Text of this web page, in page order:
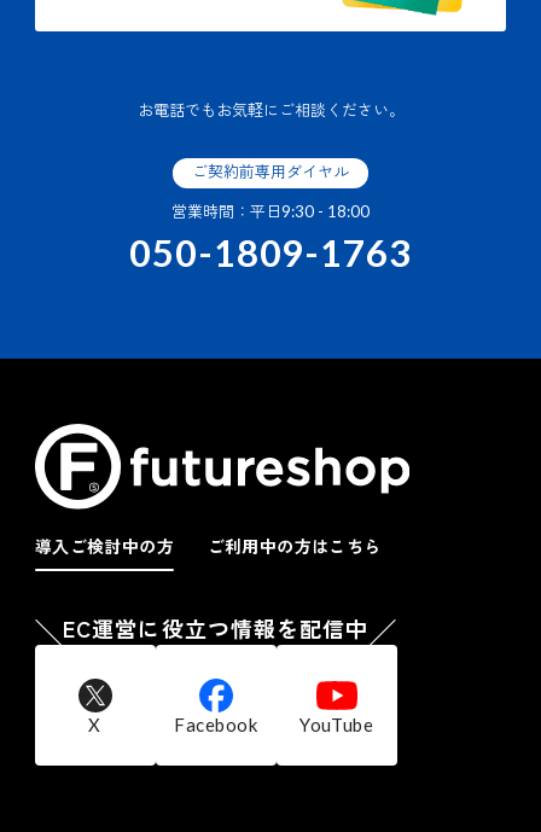
お電話でもお気軽にご相談ください。
ご契約前専用ダイヤル
営業時間：平日9:30 - 18:00
050-1809-1763
導入ご検討中の方 ご利用中の方はこちら
EC運営に役立つ情報を配信中
X Facebook YouTube